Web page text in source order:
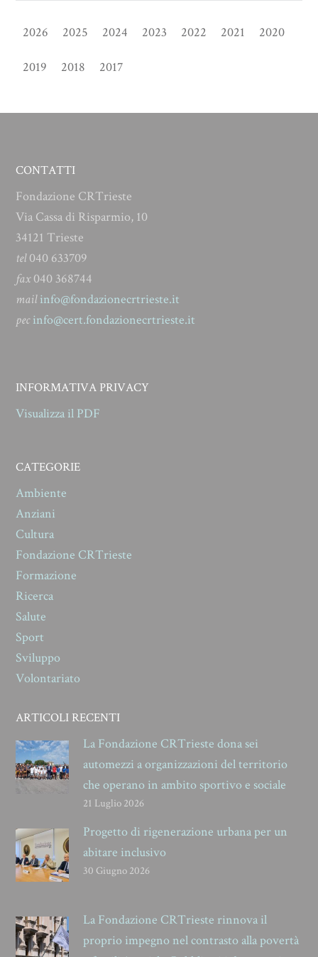
2026 2025 2024 2023 2022 2021 2020
2019 2018 2017
CONTATTI
Fondazione CRTrieste
Via Cassa di Risparmio, 10
34121 Trieste
tel040 633709
fax040 368744
mailinfo@fondazionecrtrieste.it
pecinfo@cert.fondazionecrtrieste.it
INFORMATIVA PRIVACY
Visualizza il PDF
CATEGORIE
Ambiente
Anziani
Cultura
Fondazione CRTrieste
Formazione
Ricerca
Salute
Sport
Sviluppo
Volontariato
ARTICOLI RECENTI
La Fondazione CRTrieste dona sei
automezzi a organizzazioni del territorio
che operano in ambito sportivo e sociale
21 Luglio 2026
Progetto di rigenerazione urbana per un
abitare inclusivo
30 Giugno 2026
La Fondazione CRTrieste rinnova il
proprio impegno nel contrasto alla povertà